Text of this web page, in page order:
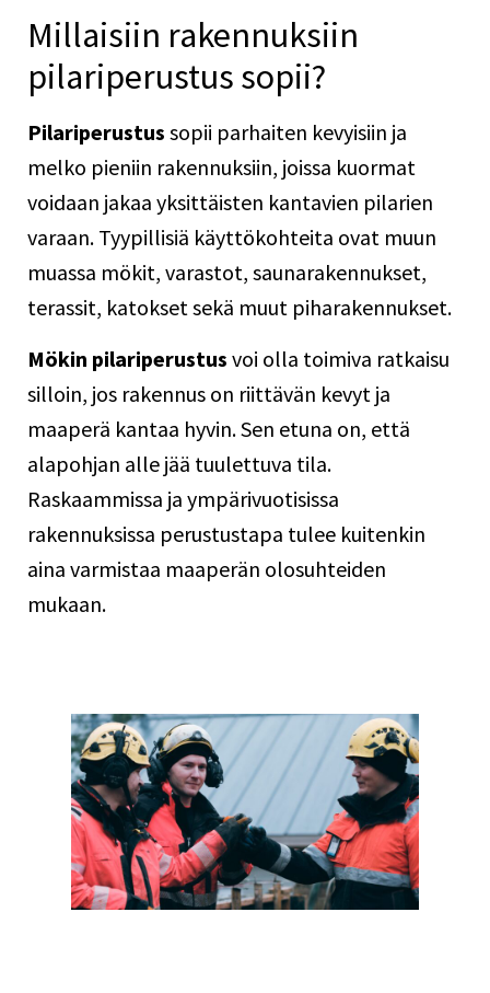
Millaisiin rakennuksiin
pilariperustus sopii?
Pilariperustus sopii parhaiten kevyisiin ja
melko pieniin rakennuksiin, joissa kuormat
voidaan jakaa yksittäisten kantavien pilarien
varaan. Tyypillisiä käyttökohteita ovat muun
muassa mökit, varastot, saunarakennukset,
terassit, katokset sekä muut piharakennukset.
Mökin pilariperustus voi olla toimiva ratkaisu
silloin, jos rakennus on riittävän kevyt ja
maaperä kantaa hyvin. Sen etuna on, että
alapohjan alle jää tuulettuva tila.
Raskaammissa ja ympärivuotisissa
rakennuksissa perustustapa tulee kuitenkin
aina varmistaa maaperän olosuhteiden
mukaan.